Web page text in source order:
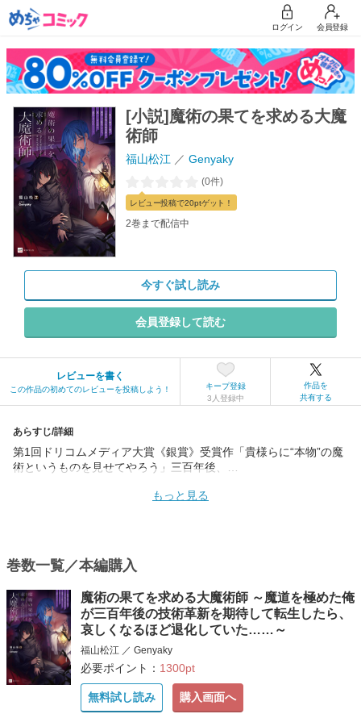
ログイン 会員登録
[小説]魔術の果てを求める大魔
術師
福山松江 Genyaky
(0件)
レビュー投稿で20ptゲット！
2巻まで配信中
今すぐ試し読み
会員登録して読む
レビューを書く
この作品の初めてのレビューを投稿しよう！
キープ登録
3人登録中
作品を
共有する
あらすじ/詳細
第1回ドリコムメディア大賞《銀賞》受賞作「貴様らに“本物”の魔
術というものを見せてやろう」三百年後、…
もっと見る
巻数一覧／本編購入
魔術の果てを求める大魔術師 ～魔道を極めた俺
が三百年後の技術革新を期待して転生したら、
哀しくなるほど退化していた……～
福山松江 ／ Genyaky
必要ポイント： 1300pt
無料試し読み 購入画面へ